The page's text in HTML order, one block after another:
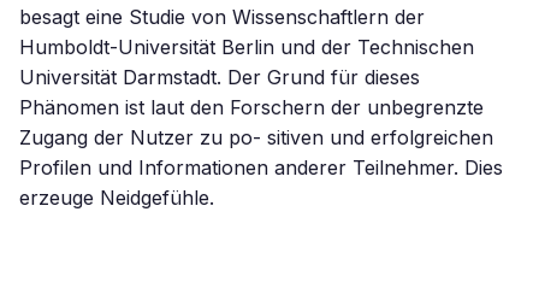
besagt eine Studie von Wissenschaftlern der
Humboldt-Universität Berlin und der Technischen
Universität Darmstadt. Der Grund für dieses
Phänomen ist laut den Forschern der unbegrenzte
Zugang der Nutzer zu po- sitiven und erfolgreichen
Profilen und Informationen anderer Teilnehmer. Dies
erzeuge Neidgefühle.